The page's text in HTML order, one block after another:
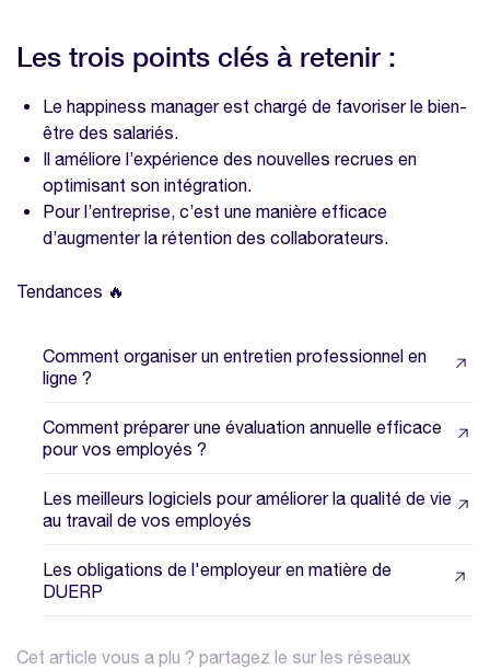
Les trois points clés à retenir :
Le happiness manager est chargé de favoriser le bien-
être des salariés.
Il améliore l’expérience des nouvelles recrues en
optimisant son intégration.
Pour l’entreprise, c’est une manière efficace
d’augmenter la rétention des collaborateurs.
Tendances 🔥
Comment organiser un entretien professionnel en
ligne ?
Comment préparer une évaluation annuelle efficace
pour vos employés ?
Les meilleurs logiciels pour améliorer la qualité de vie
au travail de vos employés
Les obligations de l'employeur en matière de
DUERP
Cet article vous a plu ? partagez le sur les réseaux